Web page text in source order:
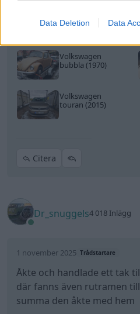
Data Deletion Data
Volkswagen
bubbla (1970)
Volkswagen
touran (2015)
Citera
Dr_snuggels4 018 Inlägg
1 november 2025 Trådstartare
Åkte och handlade ett tak
där fanns även rutramen
summa den åkte med hem